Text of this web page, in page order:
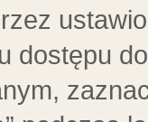
dostępu